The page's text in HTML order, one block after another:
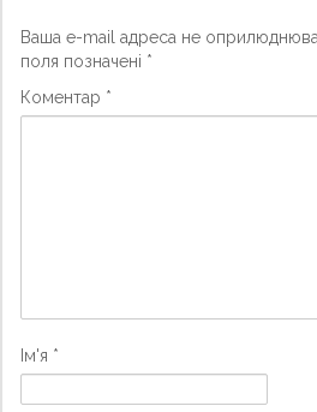
Ваша e-mail адреса не
поля позначені *
Коментар *
Ім'я *